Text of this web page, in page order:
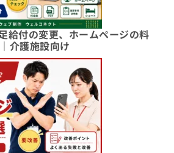
給付の変更、ホームページの料
介護施設向け